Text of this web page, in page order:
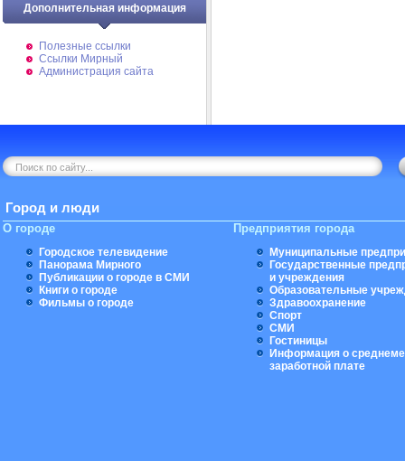
Дополнительная информация
Полезные ссылки
Ссылки Мирный
Администрация сайта
Город и люди
О городе
Городское телевидение
Панорама Мирного
Публикации о городе в СМИ
Книги о городе
Фильмы о городе
Предприятия города
Муниципальные
Государственные
и учреждения
Образовательные
Здравоохранение
Спорт
СМИ
Гостиницы
Информация о
заработной плате